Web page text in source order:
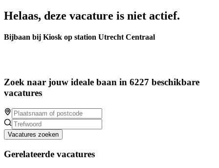
Helaas, deze vacature is niet actief.
Bijbaan bij Kiosk op station Utrecht Centraal
Zoek naar jouw ideale baan in 6227 beschikbare
vacatures
Vacatures zoeken
Gerelateerde vacatures